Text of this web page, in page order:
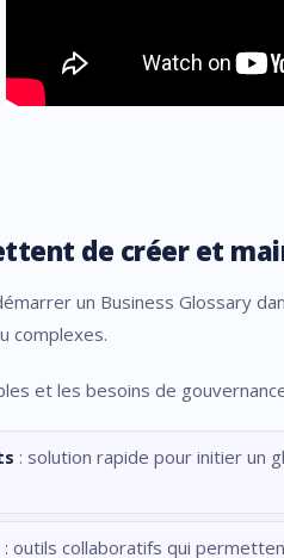
de créer et
un Business Glossary
complexes.
et les besoins de
: solution rapide pour initier un
: outils collaboratifs qui